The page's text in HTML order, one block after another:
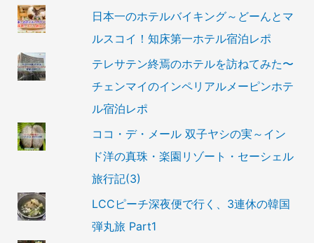
日本一のホテルバイキング～どーんとマ
ルスコイ！知床第一ホテル宿泊レポ
テレサテン終焉のホテルを訪ねてみた〜
チェンマイのインペリアルメーピンホテ
ル宿泊レポ
ココ・デ・メール 双子ヤシの実～イン
ド洋の真珠・楽園リゾート・セーシェル
旅行記(3)
LCCピーチ深夜便で行く、3連休の韓国
弾丸旅 Part1